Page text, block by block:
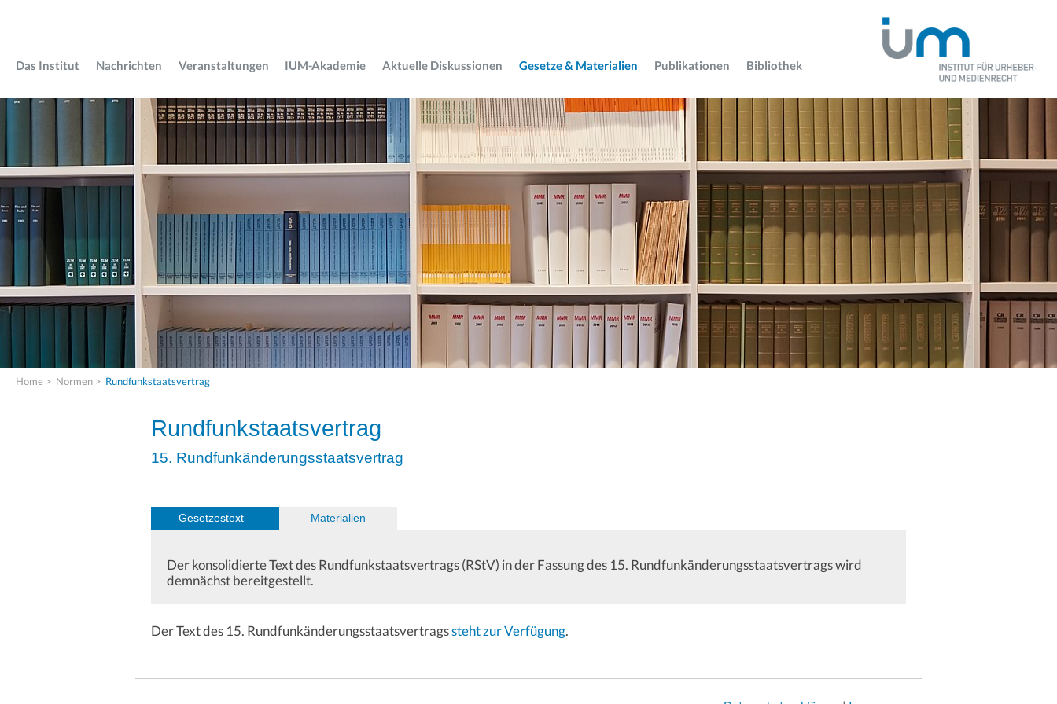
Das Institut Nachrichten Veranstaltungen IUM-Akademie Aktuelle Diskussionen Gesetze & Materialien Publikationen Bibliothek
Home > Normen > Rundfunkstaatsvertrag
Rundfunkstaatsvertrag
15. Rundfunkänderungsstaatsvertrag
Gesetzestext Materialien
Der konsolidierte Text des Rundfunkstaatsvertrags (RStV) in der Fassung des 15. Rundfunkänderungsstaatsvertrags wird
demnächst bereitgestellt.
Der Text des 15. Rundfunkänderungsstaatsvertragssteht zur Verfügung.